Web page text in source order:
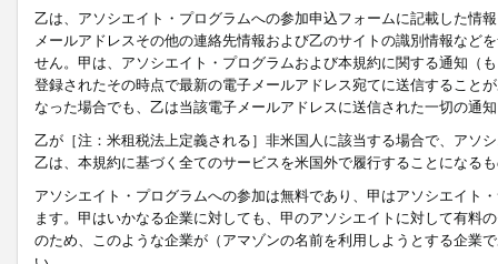
乙は、アソシエイト・プログラムへの参加申込フォームに記載した情
メールアドレスその他の連絡先情報および乙のサイトの識別情報など
せん。甲は、アソシエイト・プログラムおよび本規約に関する通知（
登録されたその時点で最新の電子メールアドレス宛てに送信すること
なった場合でも、乙は当該電子メールアドレスに送信された一切の通
乙が［注：米租税法上定義される］非米国人に該当する場合で、アソ
乙は、本規約に基づく全てのサービスを米国外で履行することになる
アソシエイト・プログラムへの参加は無料であり、甲はアソシエイト
ます。甲はいかなる企業に対しても、甲のアソシエイトに対して有料
のため、このような企業が（アマゾンの名前を利用しようとする企業